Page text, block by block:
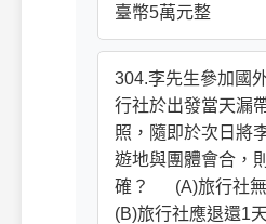
臺幣5萬元整
304.李先生參加國
行社於出發當天漏
照，隨即於次日將
遊地與團體會合，
確？ (A)旅行社
(B)旅行社應退還